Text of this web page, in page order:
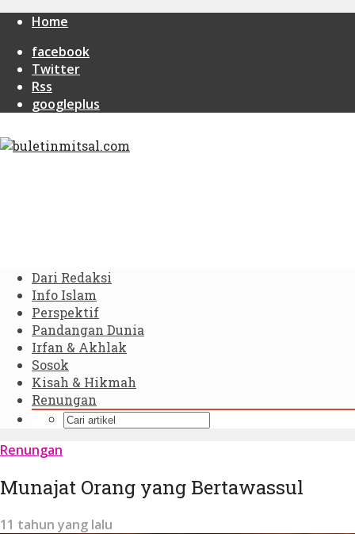
Home
facebook
Twitter
Rss
googleplus
Dari Redaksi
Info Islam
Perspektif
Pandangan Dunia
Irfan & Akhlak
Sosok
Kisah & Hikmah
Renungan
Renungan
Munajat Orang yang Bertawassul
11 tahun yang lalu